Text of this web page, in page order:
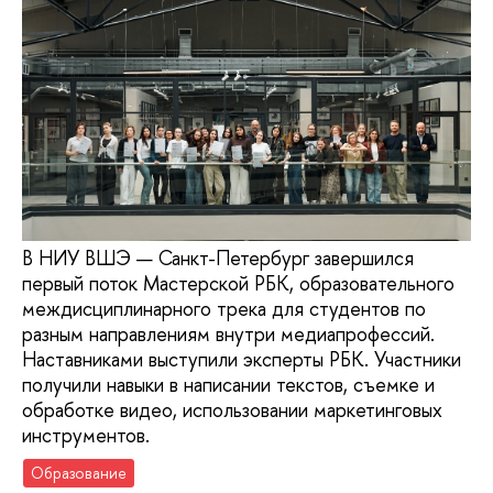
В НИУ ВШЭ — Санкт-Петербург завершился
первый поток Мастерской РБК, образовательного
междисциплинарного трека для студентов по
разным направлениям внутри медиапрофессий.
Наставниками выступили эксперты РБК. Участники
получили навыки в написании текстов, съемке и
обработке видео, использовании маркетинговых
инструментов.
Образование